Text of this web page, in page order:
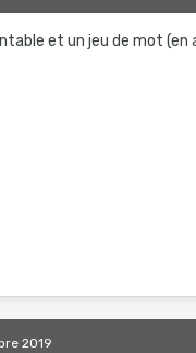
et un jeu de mot
2019